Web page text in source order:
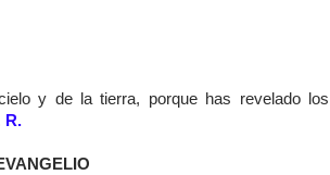
y de la tierra, porque has revelado los
R.